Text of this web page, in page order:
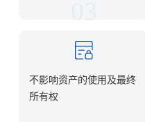
不影响资产的使用及最终
所有权